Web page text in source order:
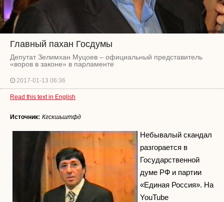
Главный пахан Госдумы
Депутат Зелимхан Муцоев – официальный представитель
«воров в законе» в парламенте
2017-01-13 06:36
Read this text in English
Источник: Кгскшьштфд
Небывалый скандал
разгорается в
Государственной
думе РФ и партии
«Единая Россия». На
YouTube